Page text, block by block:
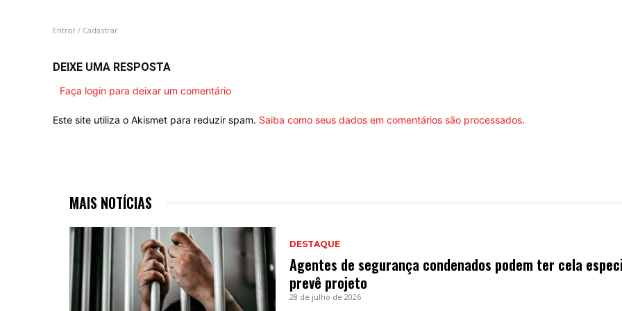
Entrar / Cadastrar
DEIXE UMA RESPOSTA
Faça login para deixar um comentário
Este site utiliza o Akismet para reduzir spam. Saiba como seus dados em comentários são processados.
MAIS NOTÍCIAS
DESTAQUE
Agentes de segurança condenados podem ter cela
prevê projeto
28 de julho de 2026